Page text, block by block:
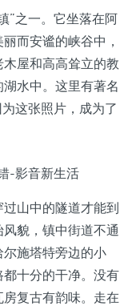
”之一。它坐落在阿
而安谧的峡谷中，
屋和高高耸立的教
水中。这里有著名
这张照片，成为了
山中的隧道才能到
貌，镇中街道不通
施塔特旁边的小
十分的干净。没有
复古有韵味。走在